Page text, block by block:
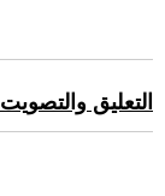
التعليق